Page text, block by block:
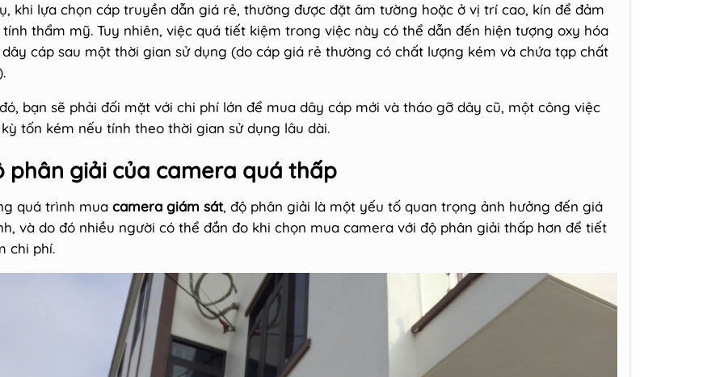
khi lựa chọn cáp truyền dẫn giá rẻ, thường được đặt âm tường hoặc ở vị trí cao, kín để đảm
tính thẩm mỹ. Tuy nhiên, việc quá tiết kiệm trong việc này có thể dẫn đến hiện tượng oxy hóa
cáp sau một thời gian sử dụng (do cáp giá rẻ thường có chất lượng kém và chứa tạp chất
bạn sẽ phải đối mặt với chi phí lớn để mua dây cáp mới và tháo gỡ dây cũ, một công việc
tốn kém nếu tính theo thời gian sử dụng lâu dài.
phân giải của camera quá thấp
quá trình mua camera giám sát, độ phân giải là một yếu tố quan trọng ảnh hưởng đến giá
và do đó nhiều người có thể đắn đo khi chọn mua camera với độ phân giải thấp hơn để tiết
chi phí.